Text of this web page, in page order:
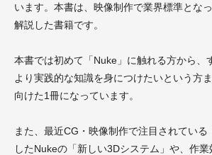
います。本書は、映像制作で業界標準とな
解説した書籍です。
本書では初めて「Nuke」に触れる方から、
より実践的な知識を身につけたいという方
向けた1冊になっています。
また、最近CG・映像制作で注目されている
したNukeの「新しい3Dシステム」や、作